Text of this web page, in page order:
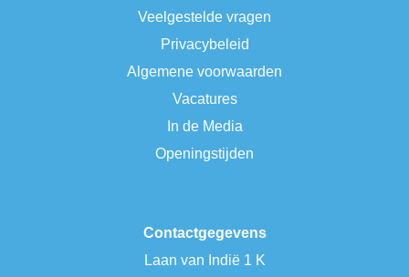
Veelgestelde vragen
Privacybeleid
Algemene voorwaarden
Vacatures
In de Media
Openingstijden
Contactgegevens
Laan van Indië 1 K